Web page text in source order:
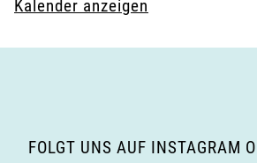
Kalender anzeigen
FOLGT UNS AUF INSTAGRAM